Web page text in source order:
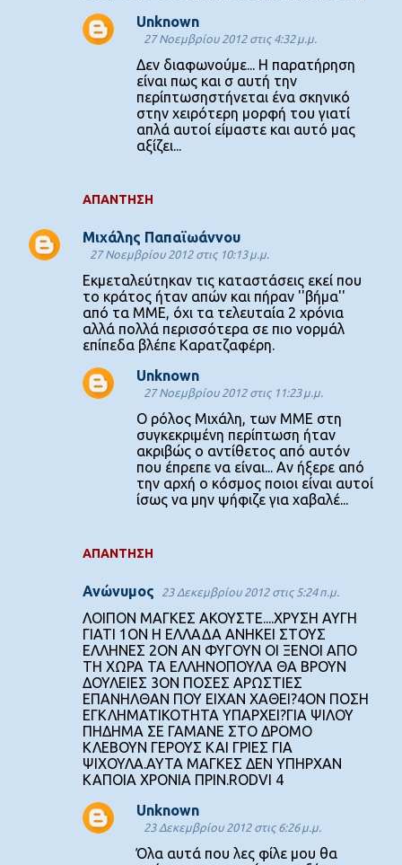
ΑΠΆΝΤΗΣΗ
Unknown
27 Νοεμβρίου 2012 στις 4:32 μ.μ.
Δεν διαφωνούμε... Η παρατήρηση
είναι πως και σ αυτή την
περίπτωσηστήνεται ένα σκηνικό
στην χειρότερη μορφή του γιατί
απλά αυτοί είμαστε και αυτό μας
αξίζει...
Μιχάλης Παπαϊωάννου
27 Νοεμβρίου 2012 στις 10:13 μ.μ.
Εκμεταλεύτηκαν τις καταστάσεις εκεί που
το κράτος ήταν απών και πήραν ''βήμα''
από τα ΜΜΕ, όχι τα τελευταία 2 χρόνια
αλλά πολλά περισσότερα σε πιο νορμάλ
επίπεδα βλέπε Καρατζαφέρη.
ΑΠΆΝΤΗΣΗ
Unknown
27 Νοεμβρίου 2012 στις 11:23 μ.μ.
Ο ρόλος Μιχάλη, των ΜΜΕ στη
συγκεκριμένη περίπτωση ήταν
ακριβώς ο αντίθετος από αυτόν
που έπρεπε να είναι... Αν ήξερε από
την αρχή ο κόσμος ποιοι είναι αυτοί
ίσως να μην ψήφιζε για χαβαλέ...
Ανώνυμος 23 Δεκεμβρίου 2012 στις 5:24 π.μ.
ΛΟΙΠΟΝ ΜΑΓΚΕΣ ΑΚΟΥΣΤΕ....ΧΡΥΣΗ ΑΥΓΗ
ΓΙΑΤΙ 1ΟΝ Η ΕΛΛΑΔΑ ΑΝΗΚΕΙ ΣΤΟΥΣ
ΕΛΛΗΝΕΣ 2ΟΝ ΑΝ ΦΥΓΟΥΝ ΟΙ ΞΕΝΟΙ ΑΠΟ
ΤΗ ΧΩΡΑ ΤΑ ΕΛΛΗΝΟΠΟΥΛΑ ΘΑ ΒΡΟΥΝ
ΔΟΥΛΕΙΕΣ 3ΟΝ ΠΟΣΕΣ ΑΡΩΣΤΙΕΣ
ΕΠΑΝΗΛΘΑΝ ΠΟΥ ΕΙΧΑΝ ΧΑΘΕΙ?4ΟΝ ΠΟΣΗ
ΕΓΚΛΗΜΑΤΙΚΟΤΗΤΑ ΥΠΑΡΧΕΙ?ΓΙΑ ΨΙΛΟΥ
ΠΗΔΗΜΑ ΣΕ ΓΑΜΑΝΕ ΣΤΟ ΔΡΟΜΟ
ΚΛΕΒΟΥΝ ΓΕΡΟΥΣ ΚΑΙ ΓΡΙΕΣ ΓΙΑ
ΨΙΧΟΥΛΑ.ΑΥΤΑ ΜΑΓΚΕΣ ΔΕΝ ΥΠΗΡΧΑΝ
ΚΑΠΟΙΑ ΧΡΟΝΙΑ ΠΡΙΝ.RODVI 4
Unknown
23 Δεκεμβρίου 2012 στις 6:26 μ.μ.
Όλα αυτά που λες φίλε μου θα